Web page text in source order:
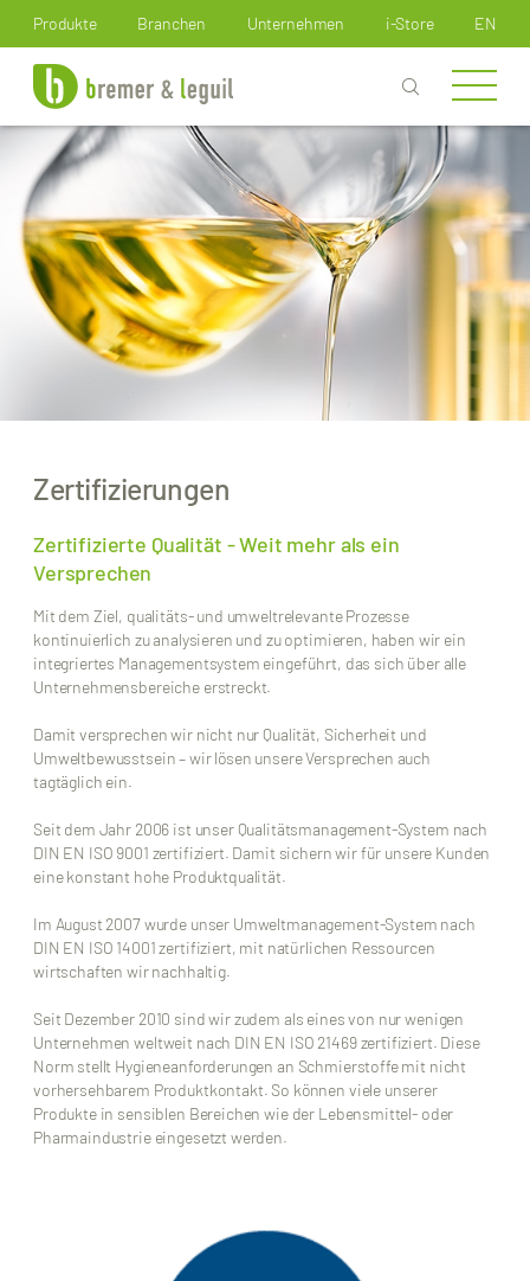
Produkte Branchen Unternehmen i-Store EN
Zertifizierungen
Zertifizierte Qualität - Weit mehr als ein
Versprechen
Mit dem Ziel, qualitäts- und umweltrelevante Prozesse
kontinuierlich zu analysieren und zu optimieren, haben wir ein
integriertes Managementsystem eingeführt, das sich über alle
Unternehmensbereiche erstreckt.
Damit versprechen wir nicht nur Qualität, Sicherheit und
Umweltbewusstsein – wir lösen unsere Versprechen auch
tagtäglich ein.
Seit dem Jahr 2006 ist unser Qualitätsmanagement-System nach
DIN EN ISO 9001 zertifiziert. Damit sichern wir für unsere Kunden
eine konstant hohe Produktqualität.
Im August 2007 wurde unser Umweltmanagement-System nach
DIN EN ISO 14001 zertifiziert, mit natürlichen Ressourcen
wirtschaften wir nachhaltig.
Seit Dezember 2010 sind wir zudem als eines von nur wenigen
Unternehmen weltweit nach DIN EN ISO 21469 zertifiziert. Diese
Norm stellt Hygieneanforderungen an Schmierstoffe mit nicht
vorhersehbarem Produktkontakt. So können viele unserer
Produkte in sensiblen Bereichen wie der Lebensmittel- oder
Pharmaindustrie eingesetzt werden.